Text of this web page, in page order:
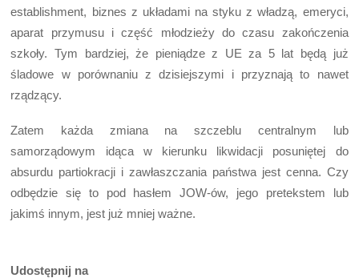
establishment, biznes z układami na styku z władzą, emeryci,
aparat przymusu i część młodzieży do czasu zakończenia
szkoły. Tym bardziej, że pieniądze z UE za 5 lat będą już
śladowe w porównaniu z dzisiejszymi i przyznają to nawet
rządzący.
Zatem każda zmiana na szczeblu centralnym lub
samorządowym idąca w kierunku likwidacji posuniętej do
absurdu partiokracji i zawłaszczania państwa jest cenna. Czy
odbędzie się to pod hasłem JOW-ów, jego pretekstem lub
jakimś innym, jest już mniej ważne.
Udostępnij na